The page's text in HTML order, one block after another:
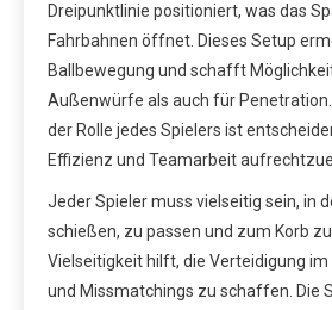
Dreipunktlinie positioniert, was das
Fahrbahnen öffnet. Dieses Setup
Ballbewegung und schafft
Außenwürfe als auch für
der Rolle jedes Spielers ist
Effizienz und Teamarbeit
Jeder Spieler muss vielseitig sein, in
schießen, zu passen und zum Korb
Vielseitigkeit hilft, die Verteidigung im
und Missmatchings zu schaffen. Die